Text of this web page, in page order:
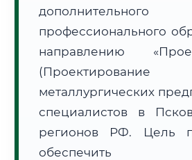
Часовой пояс:
Формат учебы:
🗺️ Зона обслуживания: г. Псков
дополнительного
профессионального
направлению
металлургических
специалистов в
регионов РФ. Цель
обеспечить